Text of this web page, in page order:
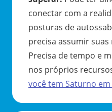
conectar com a
posturas de
precisa assumir
Precisa de tempo e
nos próprios
você tem Saturno em